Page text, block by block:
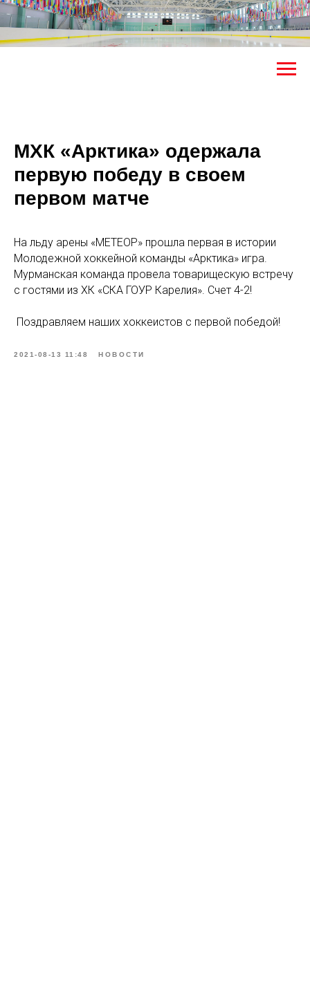
МХК «Арктика» одержала
первую победу в своем
первом матче
На льду арены «МЕТЕОР» прошла первая в истории
Молодежной хоккейной команды «Арктика» игра.
Мурманская команда провела товарищескую встречу
с гостями из ХК «СКА ГОУР Карелия». Счет 4-2!
Поздравляем наших хоккеистов с первой победой!
2021-08-13 11:48 НОВОСТИ